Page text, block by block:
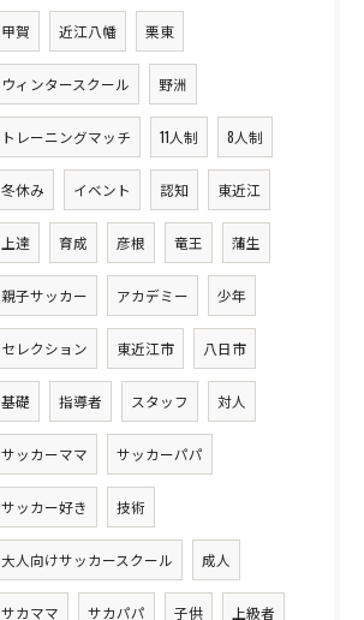
甲賀 近江八幡 栗東
ウィンタースクール 野洲
トレーニングマッチ 11人制 8人制
冬休み イベント 認知 東近江
上達 育成 彦根 竜王 蒲生
親子サッカー アカデミー 少年
セレクション 東近江市 八日市
基礎 指導者 スタッフ 対人
サッカーママ サッカーパパ
サッカー好き 技術
大人向けサッカースクール 成人
サカママ サカパパ 子供 上級者